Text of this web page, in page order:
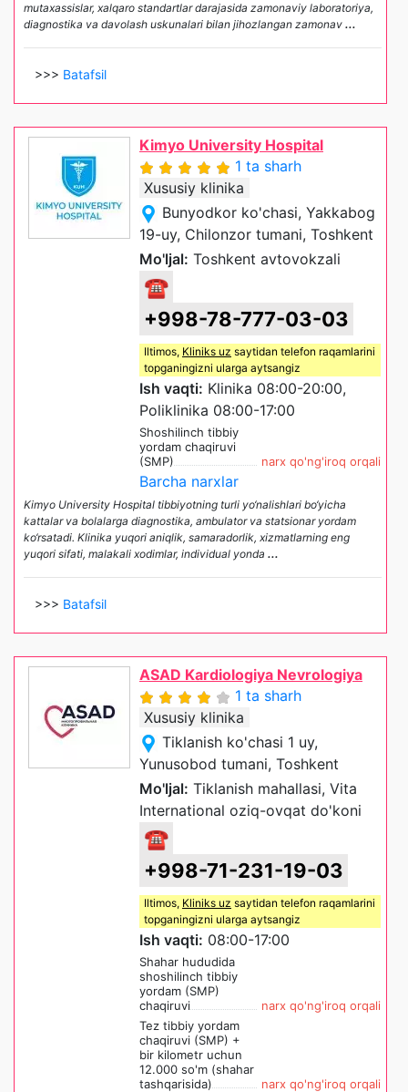
mutaxassislar, xalqaro standartlar darajasida zamonaviy laboratoriya,
diagnostika va davolash uskunalari bilan jihozlangan zamonav ...
>>> Batafsil
Kimyo University Hospital
1 ta sharh
Xususiy klinika
Bunyodkor ko'chasi, Yakkabog
19-uy, Chilonzor tumani, Toshkent
Mo'ljal: Toshkent avtovokzali
☎
+998-78-777-03-03
Iltimos, Kliniks uz saytidan telefon raqamlarini
topganingizni ularga aytsangiz
Ish vaqti: Klinika 08:00-20:00,
Poliklinika 08:00-17:00
Shoshilinch tibbiy
yordam chaqiruvi
(SMP)
narx qo'ng'iroq orqali
Barcha narxlar
Kimyo University Hospital tibbiyotning turli yo‘nalishlari bo‘yicha
kattalar va bolalarga diagnostika, ambulator va statsionar yordam
ko‘rsatadi. Klinika yuqori aniqlik, samaradorlik, xizmatlarning eng
yuqori sifati, malakali xodimlar, individual yonda ...
>>> Batafsil
ASAD Kardiologiya Nevrologiya
1 ta sharh
Xususiy klinika
Tiklanish ko'chasi 1 uy,
Yunusobod tumani, Toshkent
Mo'ljal: Tiklanish mahallasi, Vita
International oziq-ovqat do'koni
☎
+998-71-231-19-03
Iltimos, Kliniks uz saytidan telefon raqamlarini
topganingizni ularga aytsangiz
Ish vaqti: 08:00-17:00
Shahar hududida
shoshilinch tibbiy
yordam (SMP)
chaqiruvi
narx qo'ng'iroq orqali
Tez tibbiy yordam
chaqiruvi (SMP) +
bir kilometr uchun
12.000 so'm (shahar
tashqarisida)
narx qo'ng'iroq orqali